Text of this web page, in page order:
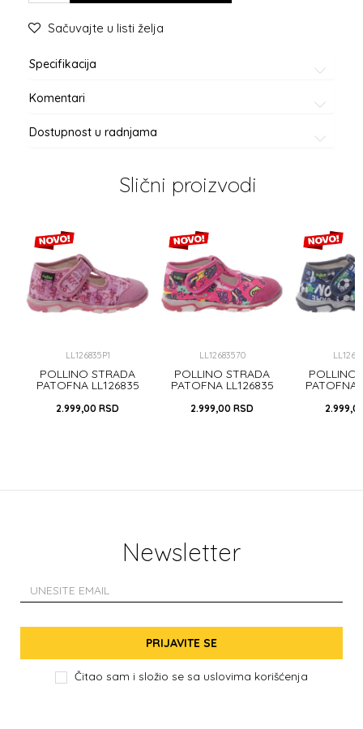
Sačuvajte u listi želja
Specifikacija
Komentari
Dostupnost u radnjama
Slični proizvodi
LL126835P1
POLLINO STRADA
PATOFNA LL126835
2.999,00 RSD
LL12683570
POLLINO STRADA
PATOFNA LL126835
2.999,00 RSD
POLLINO
PATOFNA
Newsletter
PRIJAVITE SE
Čitao sam i složio se sa uslovima korišćenja